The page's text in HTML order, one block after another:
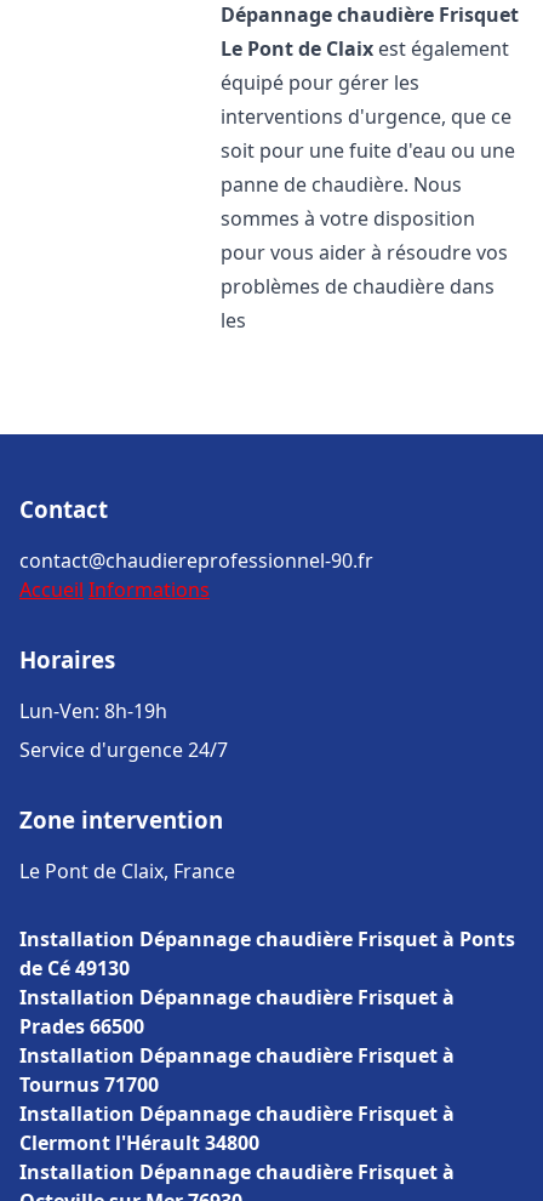
Dépannage chaudière Frisquet
Le Pont de Claix est également
équipé pour gérer les
interventions d'urgence, que ce
soit pour une fuite d'eau ou une
panne de chaudière. Nous
sommes à votre disposition
pour vous aider à résoudre vos
problèmes de chaudière dans
les
Contact
contact@chaudiereprofessionnel-90.fr
Accueil Informations
Horaires
Lun-Ven: 8h-19h
Service d'urgence 24/7
Zone intervention
Le Pont de Claix, France
Installation Dépannage chaudière Frisquet à Ponts
de Cé 49130
Installation Dépannage chaudière Frisquet à
Prades 66500
Installation Dépannage chaudière Frisquet à
Tournus 71700
Installation Dépannage chaudière Frisquet à
Clermont l'Hérault 34800
Installation Dépannage chaudière Frisquet à